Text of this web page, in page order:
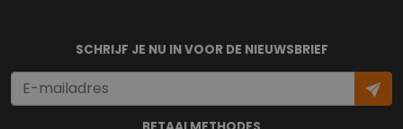
SCHRIJF JE NU IN VOOR DE NIEUWSBRIEF